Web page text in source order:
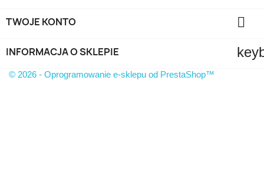
TWOJE KONTO 
INFORMACJA O SKLEPIE
© 2026 - Oprogramowanie e-sklepu od PrestaShop™